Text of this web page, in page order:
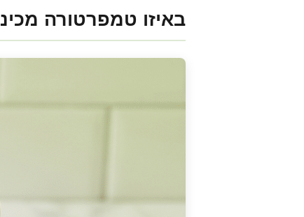
באיזו טמפרטורה